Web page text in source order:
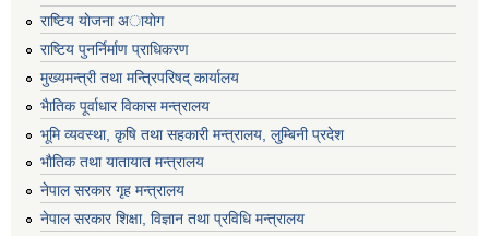
राष्टिय याेजना अायाेग
राष्टिय पुनर्निर्माण प्राधिकरण
मुख्यमन्त्री तथा मन्त्रिपरिषद् कार्यालय
भैातिक पूर्वाधार विकास मन्त्रालय
भूमि व्यवस्था, कृषि तथा सहकारी मन्त्रालय, लु्म्बिनी प्रदेश
भाैतिक तथा यातायात मन्त्रालय
नेपाल सरकार गृह मन्त्रालय
नेपाल सरकार शिक्षा, विज्ञान तथा प्रविधि मन्त्रालय